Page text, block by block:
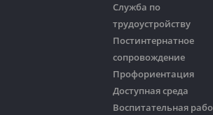
Служба по
трудоустройству
Постинтернатное
сопровождение
Профориентация
Доступная среда
Воспитательная